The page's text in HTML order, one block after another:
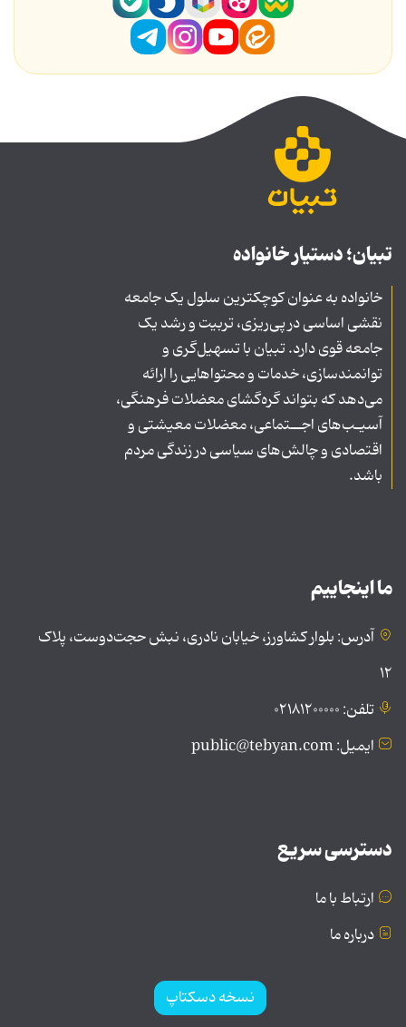
تبیان؛ دستیار خانواده
خانواده به عنوان کوچکترین سلول یک جامعه
نقشی اساسی در پی‌ریزی، تربیت و رشد یک
جامعه قوی دارد. تبیان با تسهیل‌گری و
توانمندسازی، خدمات و محتواهایی را ارائه
می‌دهد که بتواند گره‌گشای معضلات فرهنگی،
آسیـب‌های اجــتماعی، معضلات معیشتی و
اقتصادی و چالش‌های سیاسی در زندگی مردم
باشد.
ما اینجاییم
آدرس: بلوار کشاورز، خیابان نادری، نبش حجت‌دوست، پلاک
۱۲
تلفن: ۰۲۱۸۱۲۰۰۰۰۰
ایمیل: public@tebyan.com
دسترسی سریع
ارتباط با ما
درباره ما
نسخه دسکتاپ